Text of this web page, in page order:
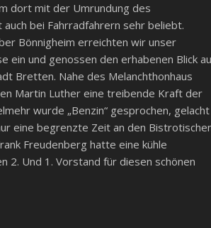
dort mit der Umrundung des
bei Fahrradfahrern sehr beliebt.
Bönnigheim erreichten wir unser
ein und genossen den erhabenen Blick
Bretten. Nahe des Melanchthonhaus
Martin Luther eine treibende Kraft der
wurde „Benzin“ gesprochen, gelacht
eine begrenzte Zeit an den
Freudenberg hatte eine kühle
2. Und 1. Vorstand für diesen schönen